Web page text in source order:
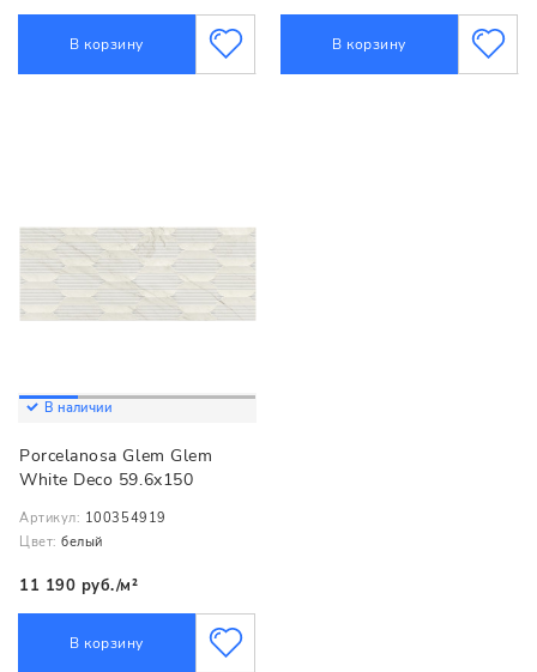
В корзину В корзину
В наличии
Porcelanosa Glem Glem
White Deco 59.6x150
Артикул: 100354919
Цвет: белый
11 190 руб./м²
В корзину